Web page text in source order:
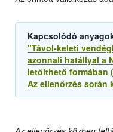
Kapcsolódó
"Távol-keleti
azonnali hatállyal a
letölthető formában
Az ellenőrzés során